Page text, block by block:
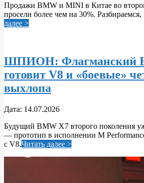
15
Продажи BMW и MINI в Китае во
просели более чем на 30%.
далее >
ШПИОН: Флагманский
готовит V8 и «боевые»
выхлопа
2026-
14
Дата: 14.07.2026
Будущий BMW X7 второго поколения
— прототип в исполнении M Performance
с V8,Читать далее >